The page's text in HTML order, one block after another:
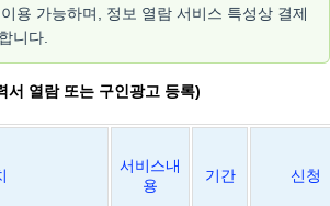
용 가능하며, 정보 열람 서비스 특성상 결제
니다.
서 열람 또는 구인광고 등록)
서비스내
용
기간 신청